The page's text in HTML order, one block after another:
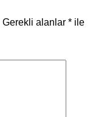
Gerekli alanlar * ile